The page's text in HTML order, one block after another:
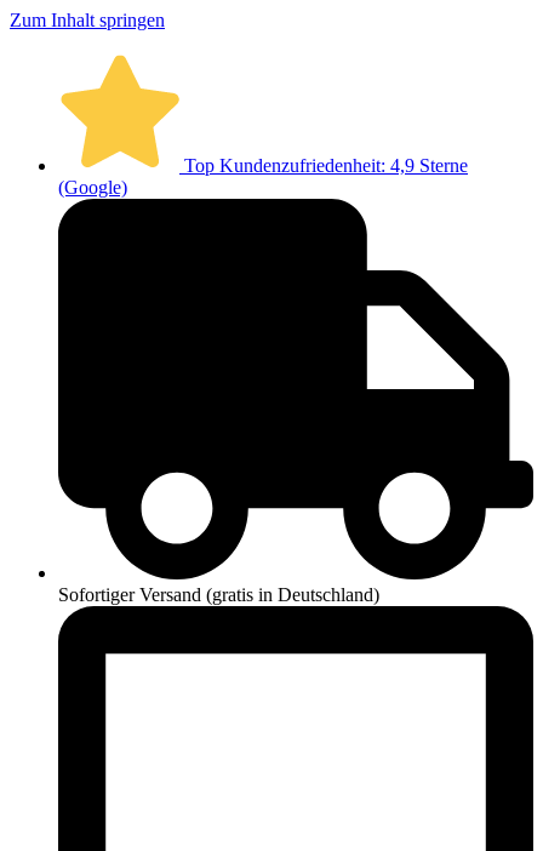
Zum Inhalt springen
Top Kundenzufriedenheit: 4,9 Sterne
(Google)
Sofortiger Versand (gratis in Deutschland)